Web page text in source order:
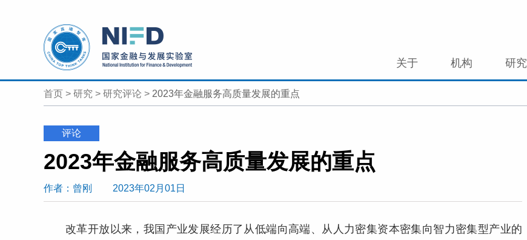
关于 机构 研究
首页 > 研究 > 研究评论 > 2023年金融服务高质量发展的重点
评论
2023年金融服务高质量发展的重点
作者 ：曾刚 2023年02月01日
改革开放以来，我国产业发展经历了从低端向高端、从人力密集资本密集向智力密集型产业的